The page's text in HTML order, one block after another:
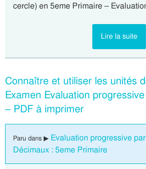
cercle) en 5eme Primaire –
Lire la suite
Connaître et utiliser les unités
Examen Evaluation
– PDF à imprimer
Paru dans ▶ Evaluation progressive
Décimaux : 5eme Primaire